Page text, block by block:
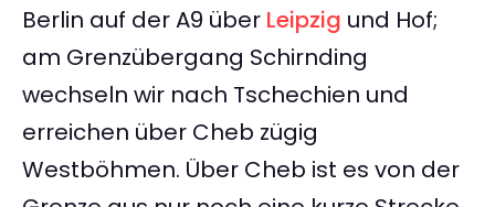
Berlin auf der A9 über Leipzig und Hof;
am Grenzübergang Schirnding
wechseln wir nach Tschechien und
erreichen über Cheb zügig
Westböhmen. Über Cheb ist es von der